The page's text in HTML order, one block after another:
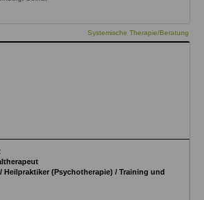
Systemische Therapie/Beratung
Heilpraktiker (Psychotherapie) / Training und